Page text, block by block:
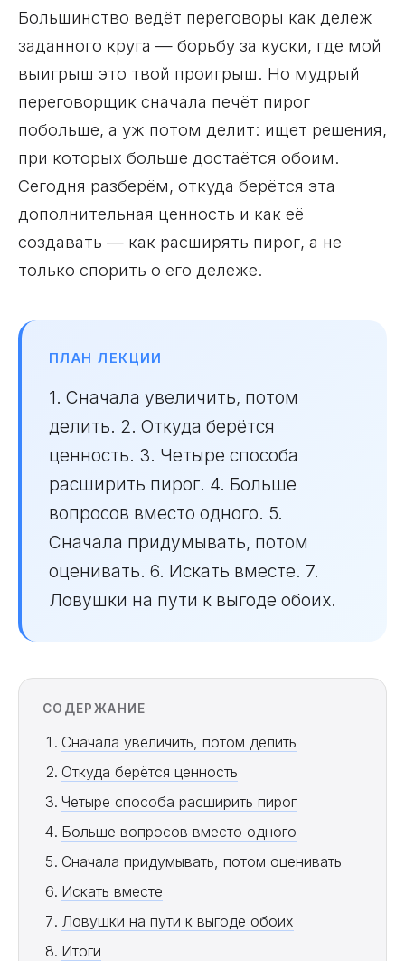
Большинство ведёт переговоры как дележ
заданного круга — борьбу за куски, где мой
выигрыш это твой проигрыш. Но мудрый
переговорщик сначала печёт пирог
побольше, а уж потом делит: ищет решения,
при которых больше достаётся обоим.
Сегодня разберём, откуда берётся эта
дополнительная ценность и как её
создавать — как расширять пирог, а не
только спорить о его дележе.
ПЛАН ЛЕКЦИИ
1. Сначала увеличить, потом
делить. 2. Откуда берётся
ценность. 3. Четыре способа
расширить пирог. 4. Больше
вопросов вместо одного. 5.
Сначала придумывать, потом
оценивать. 6. Искать вместе. 7.
Ловушки на пути к выгоде обоих.
СОДЕРЖАНИЕ
Сначала увеличить, потом делить
Откуда берётся ценность
Четыре способа расширить пирог
Больше вопросов вместо одного
Сначала придумывать, потом оценивать
Искать вместе
Ловушки на пути к выгоде обоих
Итоги